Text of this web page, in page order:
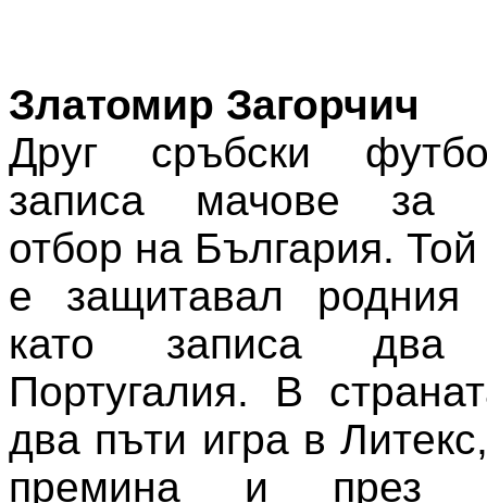
Златомир Загорчич
Друг сръбски
записа мачове за
отбор на България.
е защитавал родния
като записа
Португалия. В
два пъти игра в
премина и през